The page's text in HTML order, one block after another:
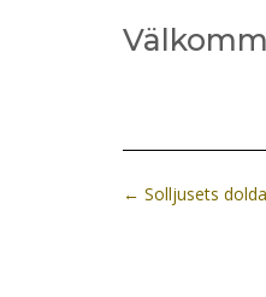
Post
← Solljusets